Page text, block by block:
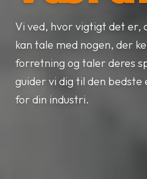
Vi ved, hvor vigtigt det er,
kan tale med nogen, der
forretning og taler deres
guider vi dig til den bedste
for din industri.